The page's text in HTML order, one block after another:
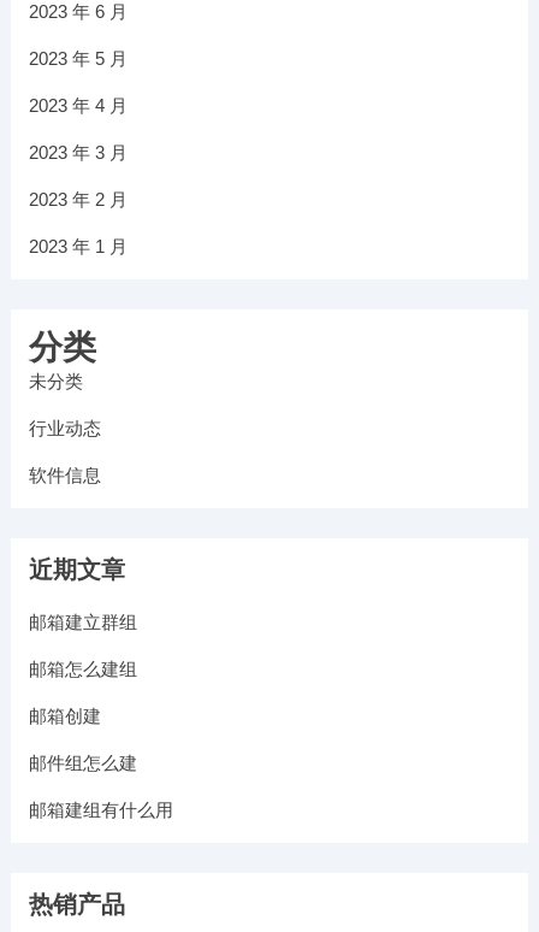
2023 年 6 月
2023 年 5 月
2023 年 4 月
2023 年 3 月
2023 年 2 月
2023 年 1 月
分类
未分类
行业动态
软件信息
近期文章
邮箱建立群组
邮箱怎么建组
邮箱创建
邮件组怎么建
邮箱建组有什么用
热销产品